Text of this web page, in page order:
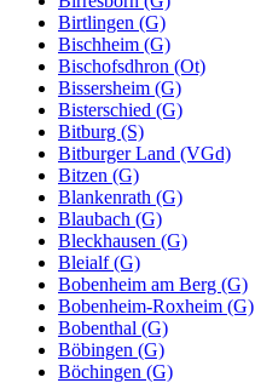
Birtlingen (G)
Bischheim (G)
Bischofsdhron (Ot)
Bissersheim (G)
Bisterschied (G)
Bitburg (S)
Bitburger Land (VGd)
Bitzen (G)
Blankenrath (G)
Blaubach (G)
Bleckhausen (G)
Bleialf (G)
Bobenheim am Berg (G)
Bobenheim-Roxheim (G)
Bobenthal (G)
Böbingen (G)
Böchingen (G)